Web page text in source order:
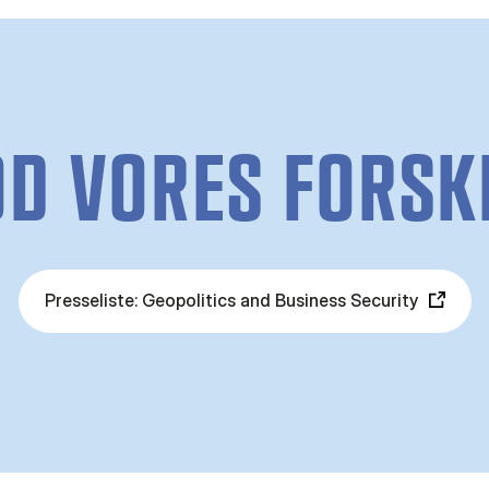
VORES
Presseliste: Geopolitics and Business Security